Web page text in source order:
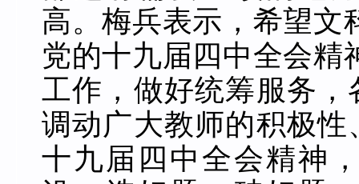
高。梅兵表示，希望文
党的十九届四中全会精
工作，做好统筹服务
调动广大教师的积极
十九届四中全会精神